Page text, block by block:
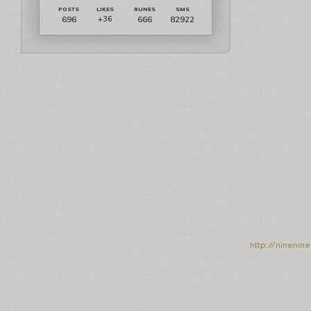
696 +36 666 82922
http://